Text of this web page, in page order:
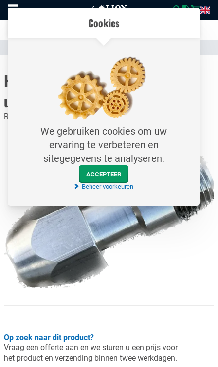
Naar
homepage
Transparante communicatie over kosten en verzendstatus
Holle Studbout / NPT ¾" / lucht
uitlaat / Roestvast staal
Roestvast staal
Op zoek naar dit product?
Vraag een offerte aan en we sturen u een prijs voor
het product en verzending binnen twee werkdagen.
Cookies
We gebruiken cookies om uw
ervaring te verbeteren en
sitegegevens te analyseren.
ACCEPTEER
Beheer voorkeuren